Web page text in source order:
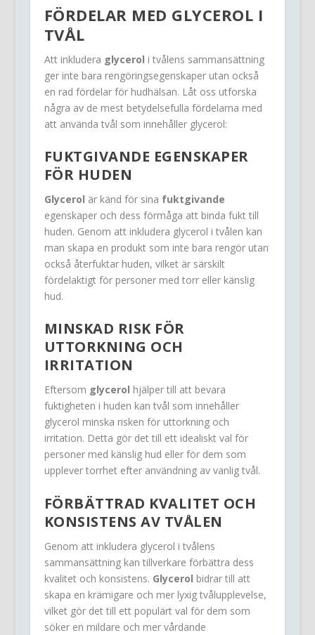
FÖRDELAR MED GLYCEROL I
TVÅL
Att inkludera glycerol i tvålens sammansättning
ger inte bara rengöringsegenskaper utan också
en rad fördelar för hudhälsan. Låt oss utforska
några av de mest betydelsefulla fördelarna med
att använda tvål som innehåller glycerol:
FUKTGIVANDE EGENSKAPER
FÖR HUDEN
Glycerol är känd för sina fuktgivande
egenskaper och dess förmåga att binda fukt till
huden. Genom att inkludera glycerol i tvålen kan
man skapa en produkt som inte bara rengör utan
också återfuktar huden, vilket är särskilt
fördelaktigt för personer med torr eller känslig
hud.
MINSKAD RISK FÖR
UTTORKNING OCH
IRRITATION
Eftersom glycerol hjälper till att bevara
fuktigheten i huden kan tvål som innehåller
glycerol minska risken för uttorkning och
irritation. Detta gör det till ett idealiskt val för
personer med känslig hud eller för dem som
upplever torrhet efter användning av vanlig tvål.
FÖRBÄTTRAD KVALITET OCH
KONSISTENS AV TVÅLEN
Genom att inkludera glycerol i tvålens
sammansättning kan tillverkare förbättra dess
kvalitet och konsistens. Glycerol bidrar till att
skapa en krämigare och mer lyxig tvålupplevelse,
vilket gör det till ett populärt val för dem som
söker en mildare och mer vårdande